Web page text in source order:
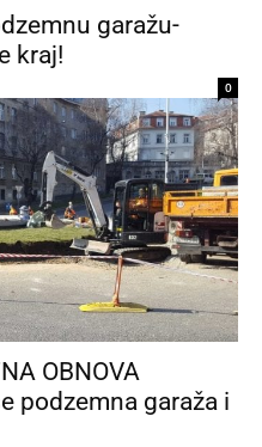
garažu-
kraj!
0
OBNOVA
podzemna garaža i